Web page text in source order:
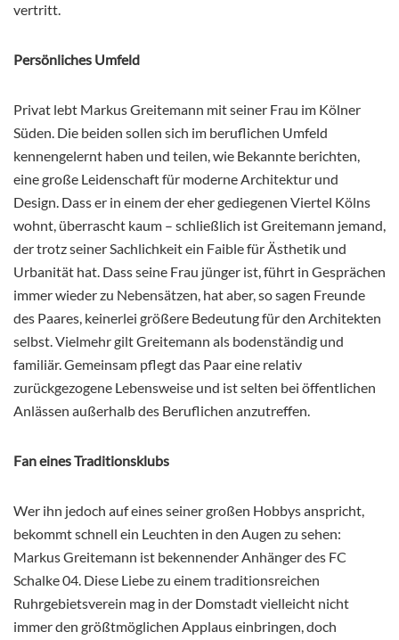
vertritt.
Persönliches Umfeld
Privat lebt Markus Greitemann mit seiner Frau im Kölner
Süden. Die beiden sollen sich im beruflichen Umfeld
kennengelernt haben und teilen, wie Bekannte berichten,
eine große Leidenschaft für moderne Architektur und
Design. Dass er in einem der eher gediegenen Viertel Kölns
wohnt, überrascht kaum – schließlich ist Greitemann jemand,
der trotz seiner Sachlichkeit ein Faible für Ästhetik und
Urbanität hat. Dass seine Frau jünger ist, führt in Gesprächen
immer wieder zu Nebensätzen, hat aber, so sagen Freunde
des Paares, keinerlei größere Bedeutung für den Architekten
selbst. Vielmehr gilt Greitemann als bodenständig und
familiär. Gemeinsam pflegt das Paar eine relativ
zurückgezogene Lebensweise und ist selten bei öffentlichen
Anlässen außerhalb des Beruflichen anzutreffen.
Fan eines Traditionsklubs
Wer ihn jedoch auf eines seiner großen Hobbys anspricht,
bekommt schnell ein Leuchten in den Augen zu sehen:
Markus Greitemann ist bekennender Anhänger des FC
Schalke 04. Diese Liebe zu einem traditionsreichen
Ruhrgebietsverein mag in der Domstadt vielleicht nicht
immer den größtmöglichen Applaus einbringen, doch